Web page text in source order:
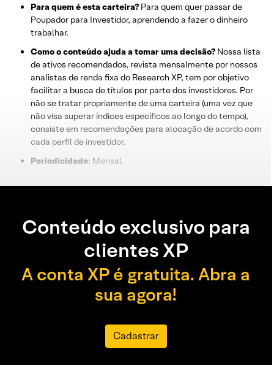
Para quem é esta carteira? Para quem quer passar de
Poupador para Investidor, aprendendo a fazer o dinheiro
trabalhar.
Como o conteúdo ajuda a tomar uma decisão? Nossa lista
de ativos recomendados, revista mensalmente por nossos
analistas de renda fixa do Research XP, tem por objetivo
facilitar a busca de títulos por parte dos investidores. Por
não se tratar propriamente de uma carteira (uma vez que
não visa superar índices específicos ao longo do tempo),
consiste em recomendações para alocação de acordo com
cada perfil de investidor.
Periodicidade: Mensal.
Conteúdo exclusivo para
clientes XP
A conta XP é gratuita. Abra a
sua agora!
Cadastrar